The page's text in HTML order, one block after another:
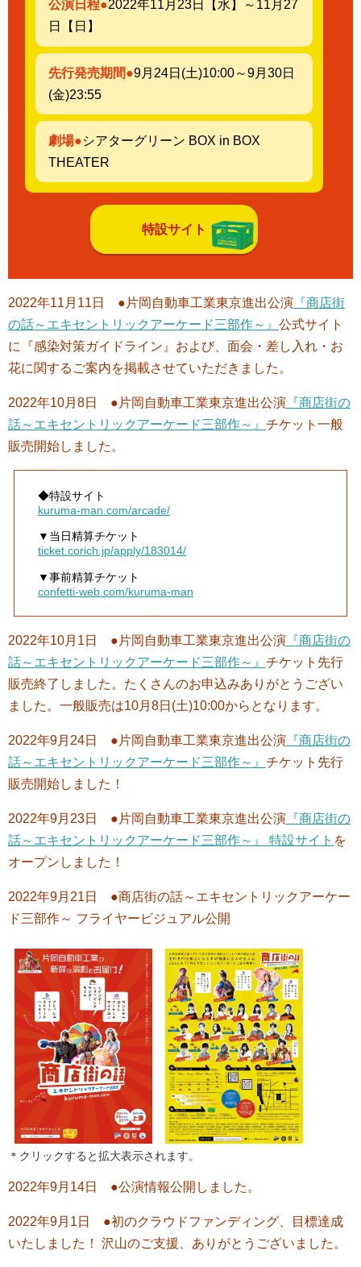
公演日程●2022年11月23日【水】～11月27
日【日】
先行発売期間●9月24日(土)10:00～9月30日
(金)23:55
劇場●シアターグリーン BOX in BOX
THEATER
特設サイト
2022年11月11日 ●片岡自動車工業東京進出公演 『商店街
の話～エキセントリックアーケード三部作～』 公式サイト
に『感染対策ガイドライン』および、面会・差し入れ・お
花に関するご案内を掲載させていただきました。
2022年10月8日 ●片岡自動車工業東京進出公演 『商店街の
話～エキセントリックアーケード三部作～』 チケット一般
販売開始しました。
◆特設サイト
kuruma-man.com/arcade/
▼当日精算チケット
ticket.corich.jp/apply/183014/
▼事前精算チケット
confetti-web.com/kuruma-man
2022年10月1日 ●片岡自動車工業東京進出公演 『商店街の
話～エキセントリックアーケード三部作～』 チケット先行
販売終了しました。たくさんのお申込みありがとうござい
ました。一般販売は10月8日(土)10:00からとなります。
2022年9月24日 ●片岡自動車工業東京進出公演 『商店街の
話～エキセントリックアーケード三部作～』 チケット先行
販売開始しました！
2022年9月23日 ●片岡自動車工業東京進出公演 『商店街の
話～エキセントリックアーケード三部作～』 特設サイト を
オープンしました！
2022年9月21日 ●商店街の話～エキセントリックアーケー
ド三部作～ フライヤービジュアル公開
＊クリックすると拡大表示されます。
2022年9月14日 ●公演情報公開しました。
2022年9月1日 ●初のクラウドファンディング、目標達成
いたしました！ 沢山のご支援、ありがとうございました。